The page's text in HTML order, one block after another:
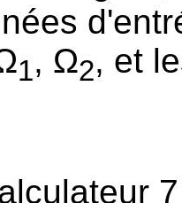
1, Ω2, et